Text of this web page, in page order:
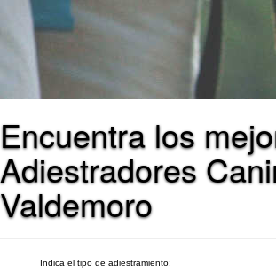
Encuentra los
Adiestradores
Valdemoro
Indica el tipo de adiestramiento: